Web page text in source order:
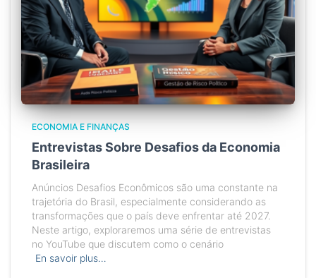
ECONOMIA E FINANÇAS
Entrevistas Sobre Desafios da Economia
Brasileira
Anúncios Desafios Econômicos são uma constante na
trajetória do Brasil, especialmente considerando as
transformações que o país deve enfrentar até 2027.
Neste artigo, exploraremos uma série de entrevistas
no YouTube que discutem como o cenário
En savoir plus…